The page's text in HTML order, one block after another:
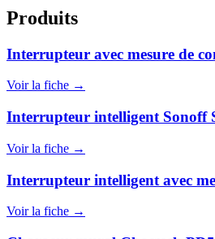
Produits
Interrupteur avec mesure de
Voir la fiche →
Interrupteur intelligent Sonoff
Voir la fiche →
Interrupteur intelligent avec
Voir la fiche →